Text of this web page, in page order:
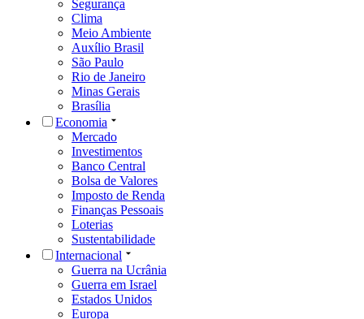
Segurança
Clima
Meio Ambiente
Auxílio Brasil
São Paulo
Rio de Janeiro
Minas Gerais
Brasília
Economia
Mercado
Investimentos
Banco Central
Bolsa de Valores
Imposto de Renda
Finanças Pessoais
Loterias
Sustentabilidade
Internacional
Guerra na Ucrânia
Guerra em Israel
Estados Unidos
Europa